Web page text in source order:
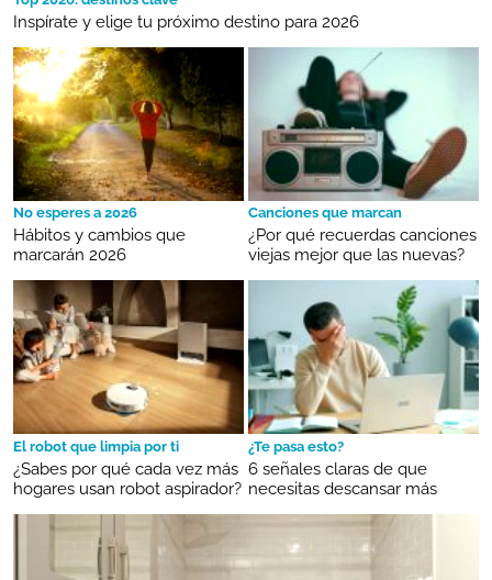
Inspírate y elige tu próximo destino para 2026
No esperes a 2026
Hábitos y cambios que
marcarán 2026
Canciones que marcan
¿Por qué recuerdas canciones
viejas mejor que las nuevas?
El robot que limpia por ti
¿Sabes por qué cada vez más
hogares usan robot aspirador?
¿Te pasa esto?
6 señales claras de que
necesitas descansar más